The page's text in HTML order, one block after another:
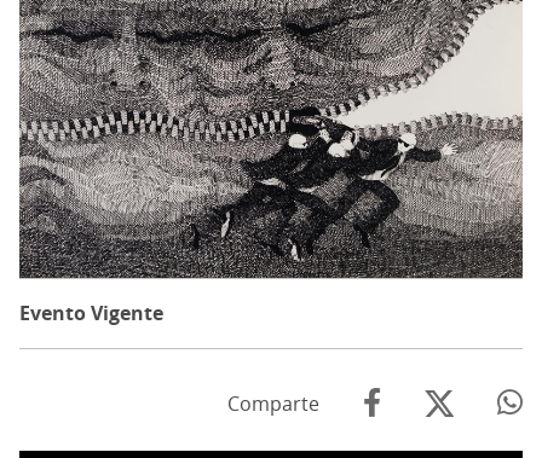
Evento Vigente
Comparte